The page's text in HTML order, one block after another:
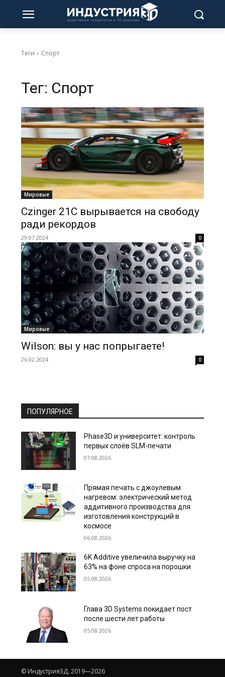
Теги Спорт
Тег: Спорт
Мировые
Czinger 21C вырывается на свободу
ради рекордов
29.07.2024 0
Мировые
Wilson: вы у нас попрыгаете!
26.02.2024 0
ПОПУЛЯРНОЕ
Phase3D и университет: контроль
первых слоёв SLM-печати
07.08.2026
Прямая печать с джоулевым
нагревом: электрический метод
аддитивного производства для
изготовления конструкций в
космосе
06.08.2026
6K Additive увеличила выручку на
63% на фоне спроса на порошки
05.08.2026
Глава 3D Systems покидает пост
после шести лет работы
05.08.2026
© Индустрия3Д, 2019—2026